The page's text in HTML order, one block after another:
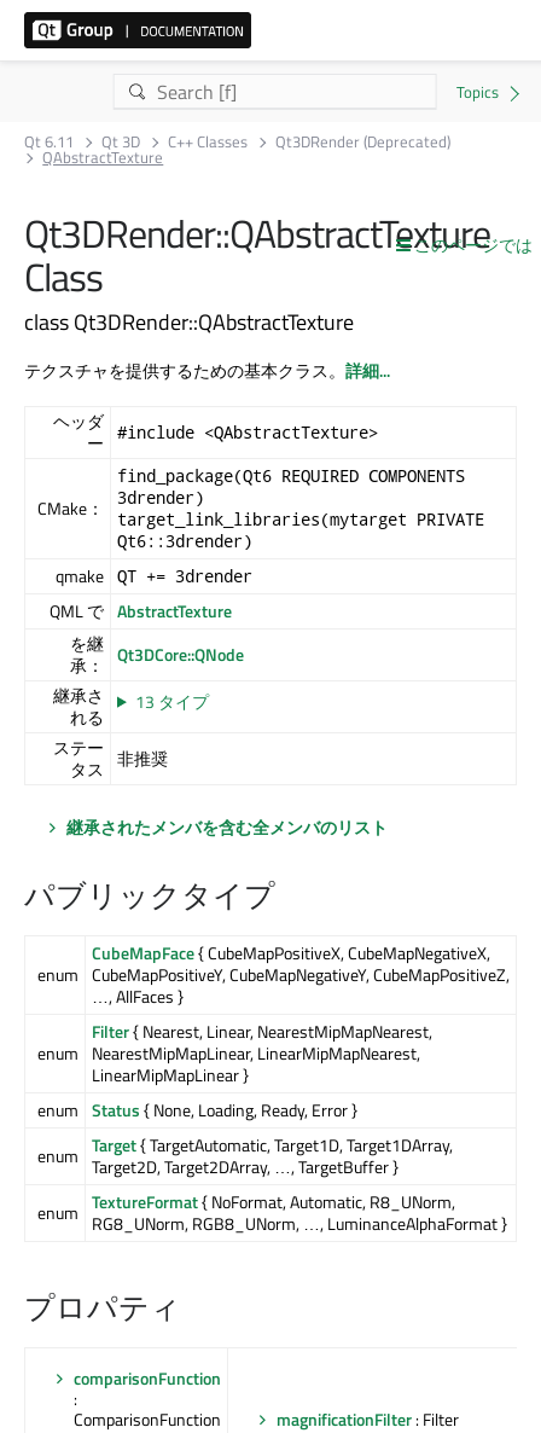
Qt 6.11 Qt 3D C++ Classes Qt3DRender (Deprecated)
QAbstractTexture
このページでは
Qt3DRender::QAbstractTexture
Class
class Qt3DRender::QAbstractTexture
テクスチャを提供するための基本クラス。 詳細...
ヘッダ
ー
#include <QAbstractTexture>
CMake：
find_package(Qt6 REQUIRED COMPONENTS
3drender)
target_link_libraries(mytarget PRIVATE
Qt6::3drender)
qmake QT += 3drender
QML で AbstractTexture
を継
承：
Qt3DCore::QNode
継承さ
れる
13 タイプ
ステー
タス
非推奨
継承されたメンバを含む全メンバのリスト
パブリックタイプ
enum
CubeMapFace{ CubeMapPositiveX, CubeMapNegativeX,
CubeMapPositiveY, CubeMapNegativeY, CubeMapPositiveZ,
…, AllFaces }
enum
Filter{ Nearest, Linear, NearestMipMapNearest,
NearestMipMapLinear, LinearMipMapNearest,
LinearMipMapLinear }
enum Status{ None, Loading, Ready, Error }
enum Target{ TargetAutomatic, Target1D, Target1DArray,
Target2D, Target2DArray, …, TargetBuffer }
enum TextureFormat{ NoFormat, Automatic, R8_UNorm,
RG8_UNorm, RGB8_UNorm, …, LuminanceAlphaFormat }
プロパティ
comparisonFunction
:
ComparisonFunction
magnificationFilter: Filter